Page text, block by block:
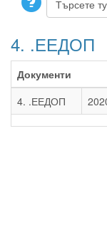
4. .ЕЕДОП
Документи
4. .ЕЕДОП